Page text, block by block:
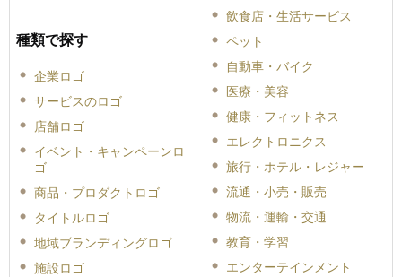
種類で探す
企業ロゴ
サービスのロゴ
店舗ロゴ
イベント・キャンペーンロ
ゴ
商品・プロダクトロゴ
タイトルロゴ
地域ブランディングロゴ
施設ロゴ
飲食店・生活サービス
ペット
自動車・バイク
医療・美容
健康・フィットネス
エレクトロニクス
旅行・ホテル・レジャー
流通・小売・販売
物流・運輸・交通
教育・学習
エンターテインメント